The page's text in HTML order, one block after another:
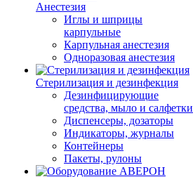
Анестезия
Иглы и шприцы
карпульные
Карпульная анестезия
Одноразовая анестезия
Стерилизация и дезинфекция
Дезинфицирующие
средства, мыло и салфетки
Диспенсеры, дозаторы
Индикаторы, журналы
Контейнеры
Пакеты, рулоны